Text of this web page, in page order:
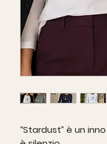
“Stardust” è un